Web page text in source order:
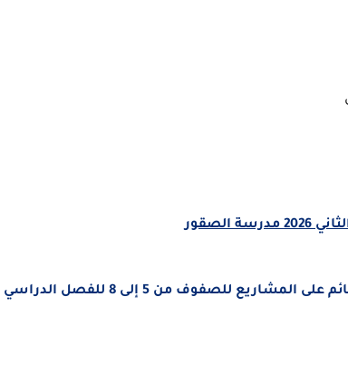
تحميل ملف إنجاز الطالب في مادة العلوم التعليم والتقييم القائم على المشاريع للصفوف من 5 إلى 8 للفصل الدراسي